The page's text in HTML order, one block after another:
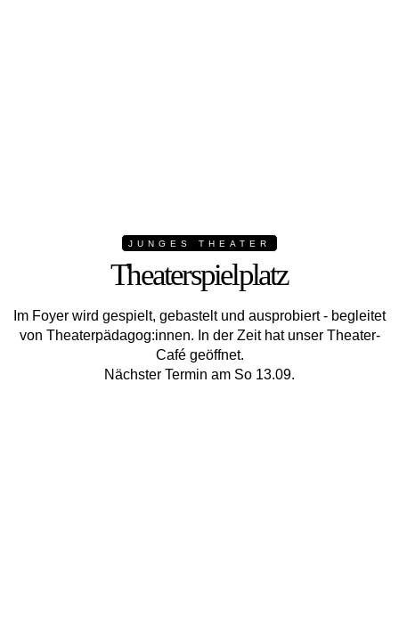
JUNGES THEATER
Theaterspielplatz
Im Foyer wird gespielt, gebastelt und ausprobiert - begleitet
von Theaterpädagog:innen. In der Zeit hat unser Theater-
Café geöffnet.
Nächster Termin am So 13.09.